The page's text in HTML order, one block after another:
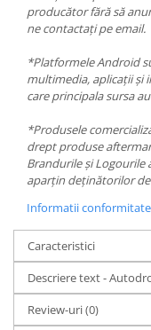
producător fără să
ne contactați pe email.
*Platformele Android
multimedia, aplicații și
care principala sursa
*Produsele
drept produse
Brandurile și
aparțin deținătorilor
Informatii
Caracteristici
Descriere text -
Review-uri(0)